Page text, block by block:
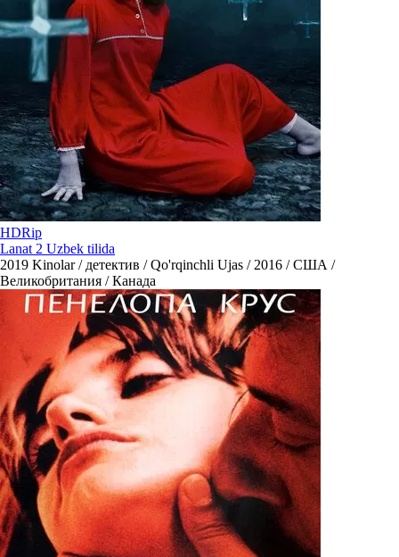
HDRip
Lanat 2 Uzbek tilida
2019 Kinolar / детектив / Qo'rqinchli Ujas / 2016 / США /
Великобритания / Канада